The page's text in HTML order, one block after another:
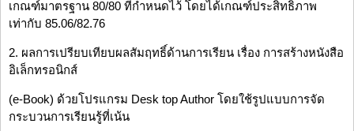
เกณฑ์มาตรฐาน 80/80 ที่กำหนดไว้ โดยได้เกณฑ์ประสิทธิภาพ
เท่ากับ 85.06/82.76
2. ผลการเปรียบเทียบผลสัมฤทธิ์ด้านการเรียน เรื่อง การสร้างหนังสือ
อิเล็กทรอนิกส์
(e-Book) ด้วยโปรแกรม Desk top Author โดยใช้รูปแบบการจัด
กระบวนการเรียนรู้ที่เน้น